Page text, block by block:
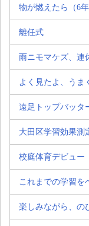
物が燃えたら（6年
離任式
雨ニモマケズ、連
よく見たよ、うま
遠足トップバッタ
大田区学習効果測
校庭体育デビュー
これまでの学習を
楽しみながら、の